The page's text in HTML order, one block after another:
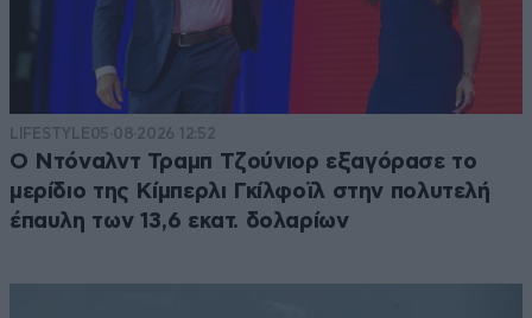
LIFESTYLE05·08·2026 12:52
Ο Ντόναλντ Τραμπ Τζούνιορ εξαγόρασε το
μερίδιο της Κίμπερλι Γκίλφοϊλ στην πολυτελή
έπαυλη των 13,6 εκατ. δολαρίων